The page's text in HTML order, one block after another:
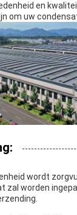
en
om uw
wordt
zal worden